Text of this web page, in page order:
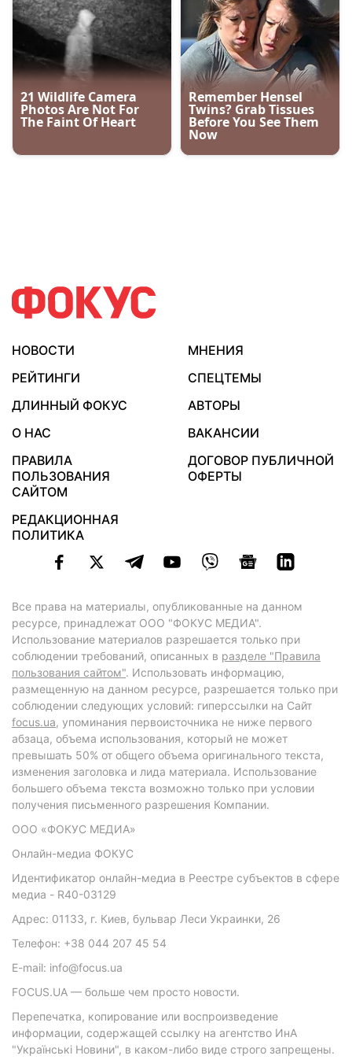
НОВОСТИ
МНЕНИЯ
РЕЙТИНГИ
СПЕЦТЕМЫ
ДЛИННЫЙ ФОКУС
АВТОРЫ
О НАС
ВАКАНСИИ
ПРАВИЛА
ПОЛЬЗОВАНИЯ
САЙТОМ
ДОГОВОР ПУБЛИЧНОЙ
ОФЕРТЫ
РЕДАКЦИОННАЯ
ПОЛИТИКА
Все права на материалы, опубликованные на данном
ресурсе, принадлежат ООО "ФОКУС МЕДИА".
Использование материалов разрешается только при
соблюдении требований, описанных в разделе "Правила
пользования сайтом". Использовать информацию,
размещенную на данном ресурсе, разрешается только при
соблюдении следующих условий: гиперссылки на Сайт
focus.ua, упоминания первоисточника не ниже первого
абзаца, объема использования, который не может
превышать 50% от общего объема оригинального текста,
изменения заголовка и лида материала. Использование
большего объема текста возможно только при условии
получения письменного разрешения Компании.
ООО «ФОКУС МЕДИА»
Онлайн-медиа ФОКУС
Идентификатор онлайн-медиа в Реестре субъектов в сфере
медиа - R40-03129
Адрес: 01133, г. Киев, бульвар Леси Украинки, 26
Телефон: +38 044 207 45 54
E-mail: info@focus.ua
FOCUS.UA — больше чем просто новости.
Перепечатка, копирование или воспроизведение
информации, содержащей ссылку на агентство ИнА
"Українські Новини", в каком-либо виде строго запрещены.